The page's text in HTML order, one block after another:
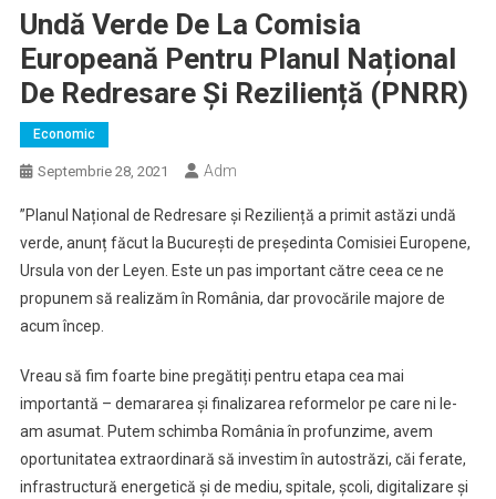
Undă Verde De La Comisia
Europeană Pentru Planul Național
De Redresare Și Reziliență (PNRR)
Economic
Septembrie 28, 2021 Adm
”Planul Național de Redresare și Reziliență a primit astăzi undă
verde, anunț făcut la București de președinta Comisiei Europene,
Ursula von der Leyen. Este un pas important către ceea ce ne
propunem să realizăm în România, dar provocările majore de
acum încep.
Vreau să fim foarte bine pregătiți pentru etapa cea mai
importantă – demararea și finalizarea reformelor pe care ni le-
am asumat. Putem schimba România în profunzime, avem
oportunitatea extraordinară să investim în autostrăzi, căi ferate,
infrastructură energetică și de mediu, spitale, școli, digitalizare și